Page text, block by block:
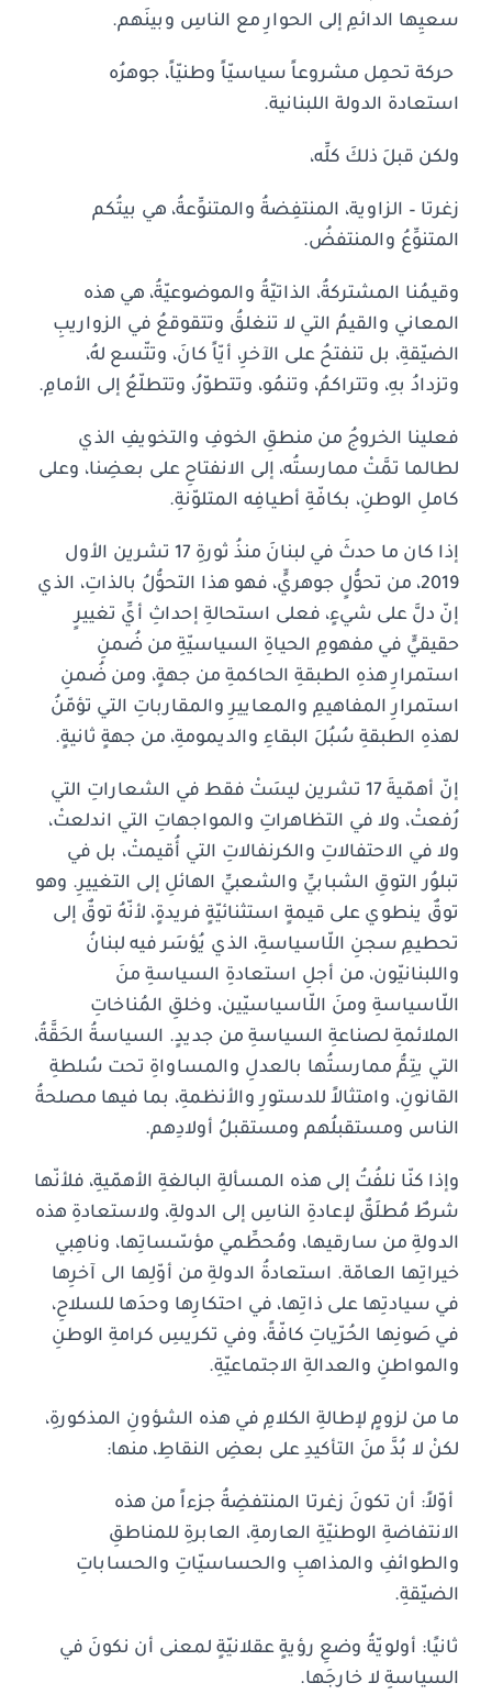
سعيِها الدائمِ إلى الحوارِ مع الناسِ وبينَهم.
حركة تحمِل مشروعاً سياسيّاً وطنيّاً، جوهرُه
استعادة الدولة اللبنانية.
ولكن قبلَ ذلكَ كلِّه،
زغرتا – الزاوية، المنتفِضةُ والمتنوِّعةُ، هي بيتُكم
المتنوِّعُ والمنتفضُ.
وقيمُنا المشتركةُ، الذاتيّةُ والموضوعيّةُ، هي هذه
المعاني والقيمُ التي لا تنغلقُ وتتقوقعُ في الزواريبِ
الضيّقةِ، بل تنفتحُ على الآخرِ، أيّاً كانَ، وتتّسع لهُ،
وتزدادُ بهِ، وتتراكمُ، وتنمُو، وتتطوّرُ، وتتطلّعُ إلى الأمامِ.
فعلينا الخروجُ من منطقِ الخوفِ والتخويفِ الذي
لطالما تمَّتْ ممارستُه، إلى الانفتاحِ على بعضِنا، وعلى
كاملِ الوطنِ، بكافّةِ أطيافِه المتلوّنةِ.
إذا كان ما حدثَ في لبنانَ منذُ ثورةِ 17 تشرين الأول
2019، من تحوُّلٍ جوهريٍّ، فهو هذا التحوُّلُ بالذاتِ، الذي
إنّ دلَّ على شيءٍ، فعلى استحالةِ إحداثِ أيِّ تغييرٍ
حقيقيٍّ في مفهومِ الحياةِ السياسيّةِ من ضُمنِ
استمرارِ هذهِ الطبقةِ الحاكمةِ من جهةٍ، ومن ضُمنِ
استمرارِ المفاهيمِ والمعاييرِ والمقارباتِ التي تؤمّنُ
لهذهِ الطبقةِ سُبُلَ البقاءِ والديمومةِ، من جهةٍ ثانيةٍ.
إنّ أهمّيةَ 17 تشرين ليسَتْ فقط في الشعاراتِ التي
رُفعتْ، ولا في التظاهراتِ والمواجهاتِ التي اندلعتْ،
ولا في الاحتفالاتِ والكرنفالاتِ التي أُقيمتْ، بل في
تبلوُر التوقِ الشبابيِّ والشعبيِّ الهائلِ إلى التغييرِ. وهو
توقٌ ينطوي على قيمةٍ استثنائيّةٍ فريدةٍ، لأنّهُ توقٌ إلى
تحطيمِ سجنِ اللّاسياسةِ، الذي يُؤسَر فيه لبنانُ
واللبنانيّون، من أجلِ استعادةِ السياسةِ منَ
اللّاسياسةِ ومنَ اللّاسياسيّين، وخلقِ المُناخاتِ
الملائمةِ لصناعةِ السياسةِ من جديدٍ. السياسةُ الحَقَّةُ،
التي يتِمُّ ممارستُها بالعدلِ والمساواةِ تحت سُلطةِ
القانونِ، وامتثالاً للدستورِ والأنظمةِ، بما فيها مصلحةُ
الناس ومستقبلُهم ومستقبلُ أولادِهم.
وإذا كنّا نلفُتُ إلى هذه المسألةِ البالغةِ الأهمّيةِ، فلأنّها
شرطٌ مُطلَقٌ لإعادةِ الناسِ إلى الدولةِ، ولاستعادةِ هذه
الدولةِ من سارقيها، ومُحطِّمي مؤسّساتِها، وناهِبي
خيراتِها العامّة. استعادةُ الدولةِ من أوّلِها الى آخرِها
في سيادتِها على ذاتِها، في احتكارِها وحدَها للسلاحِ،
في صَونِها الحُرّياتِ كافّةً، وفي تكريسِ كرامةِ الوطنِ
والمواطنِ والعدالةِ الاجتماعيّةِ.
ما من لزومٍ لإطالةِ الكلامِ في هذه الشؤونِ المذكورةِ،
لكنْ لا بُدَّ منَ التأكيدِ على بعضِ النقاطِ، منها:
أوّلاً: أن تكونَ زغرتا المنتفضِةُ جزءاً من هذه
الانتفاضةِ الوطنيّةِ العارمةِ، العابرةِ للمناطقِ
والطوائفِ والمذاهبِ والحساسيّاتِ والحساباتِ
الضيّقةِ.
ثانيًا: أولويّةُ وضعِ رؤيةٍ عقلانيّةٍ لمعنى أن نكونَ في
السياسةِ لا خارجَها.